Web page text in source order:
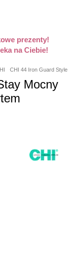
prezenty!
na Ciebie!
CHI 44 Iron Guard
Mocny